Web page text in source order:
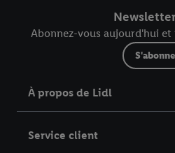
Abonnez-vous aujourd'hui et
À propos de Lidl
Service client